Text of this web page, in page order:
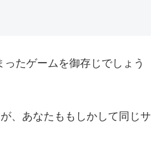
たゲームを御存じでしょう
、あなたももしかして同じサ